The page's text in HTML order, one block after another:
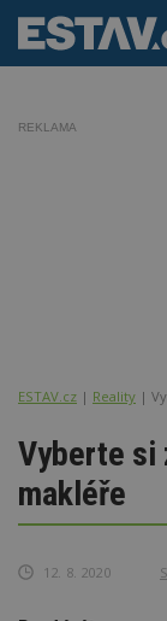
REKLAMA
ESTAV.cz Reality
Vyberte si
makléře
12. 8. 2020